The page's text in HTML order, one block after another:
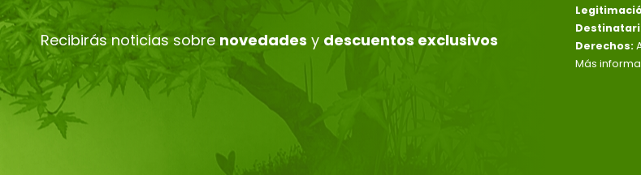
Recibirás noticias sobre novedades y descuentos exclusivos
Derechos:
Más